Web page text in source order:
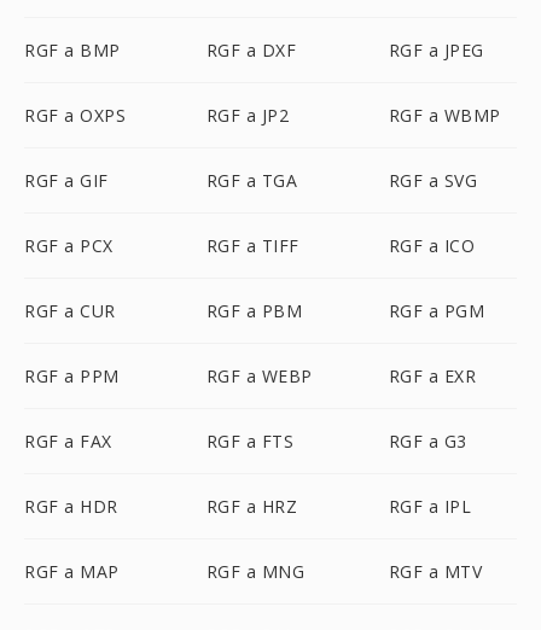
RGF a BMP RGF a DXF RGF a JPEG
RGF a OXPS RGF a JP2 RGF a WBMP
RGF a GIF RGF a TGA RGF a SVG
RGF a PCX RGF a TIFF RGF a ICO
RGF a CUR RGF a PBM RGF a PGM
RGF a PPM RGF a WEBP RGF a EXR
RGF a FAX RGF a FTS RGF a G3
RGF a HDR RGF a HRZ RGF a IPL
RGF a MAP RGF a MNG RGF a MTV